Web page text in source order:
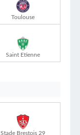
Toulouse
Saint Etienne
Stade Brestois 29